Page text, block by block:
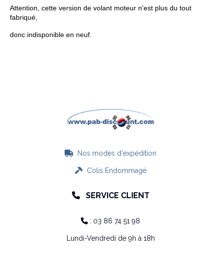
Attention, cette version de volant moteur n'est plus du tout
fabriqué,
donc indisponible en neuf.
 Nos modes d'expédition
Colis Endommagé
 SERVICE CLIENT
 : 03 86 74 51 98
Lundi-Vendredi de 9h à 18h